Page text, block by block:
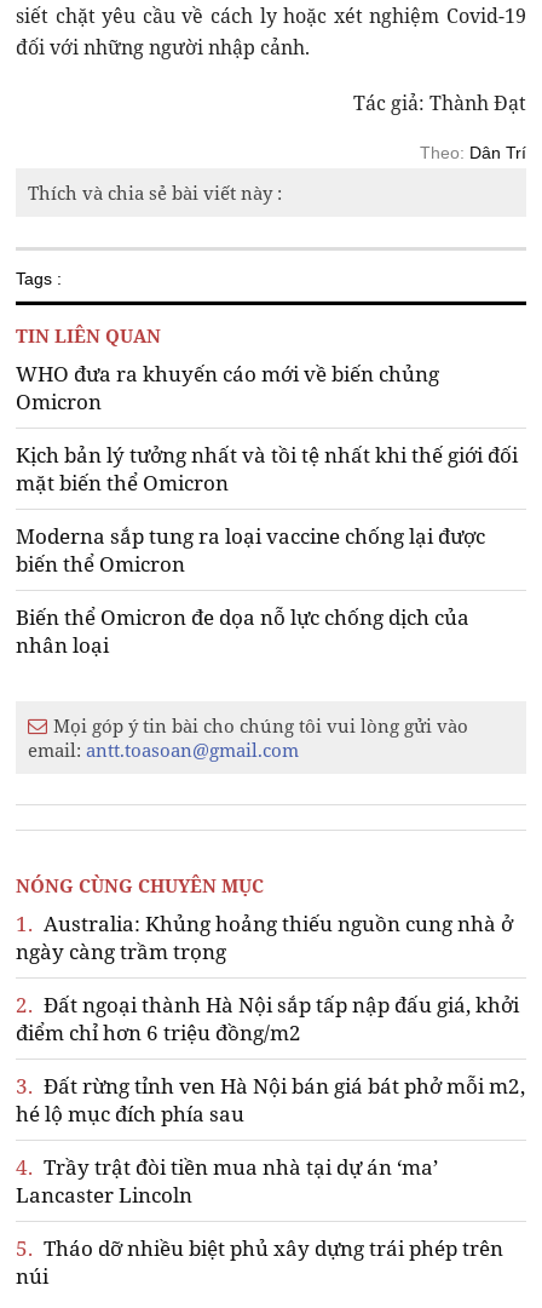
siết chặt yêu cầu về cách ly hoặc xét nghiệm Covid-19
đối với những người nhập cảnh.
Tác giả: Thành Đạt
Theo: Dân Trí
Thích và chia sẻ bài viết này :
Tags :
TIN LIÊN QUAN
WHO đưa ra khuyến cáo mới về biến chủng
Omicron
Kịch bản lý tưởng nhất và tồi tệ nhất khi thế giới đối
mặt biến thể Omicron
Moderna sắp tung ra loại vaccine chống lại được
biến thể Omicron
Biến thể Omicron đe dọa nỗ lực chống dịch của
nhân loại
Mọi góp ý tin bài cho chúng tôi vui lòng gửi vào
email:antt.toasoan@gmail.com
NÓNG CÙNG CHUYÊN MỤC
1. Australia: Khủng hoảng thiếu nguồn cung nhà ở
ngày càng trầm trọng
2. Đất ngoại thành Hà Nội sắp tấp nập đấu giá, khởi
điểm chỉ hơn 6 triệu đồng/m2
3. Đất rừng tỉnh ven Hà Nội bán giá bát phở mỗi m2,
hé lộ mục đích phía sau
4. Trầy trật đòi tiền mua nhà tại dự án ‘ma’
Lancaster Lincoln
5. Tháo dỡ nhiều biệt phủ xây dựng trái phép trên
núi